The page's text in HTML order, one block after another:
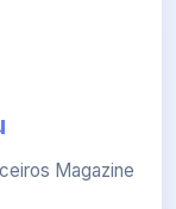
Magazine